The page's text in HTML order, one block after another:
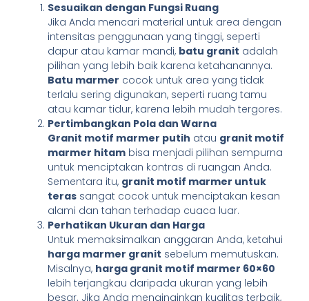
Sesuaikan dengan Fungsi Ruang
Jika Anda mencari material untuk area dengan
intensitas penggunaan yang tinggi, seperti
dapur atau kamar mandi, batu granit adalah
pilihan yang lebih baik karena ketahanannya.
Batu marmer cocok untuk area yang tidak
terlalu sering digunakan, seperti ruang tamu
atau kamar tidur, karena lebih mudah tergores.
Pertimbangkan Pola dan Warna
Granit motif marmer putih atau granit motif
marmer hitambisa menjadi pilihan sempurna
untuk menciptakan kontras di ruangan Anda.
Sementara itu, granit motif marmer untuk
terassangat cocok untuk menciptakan kesan
alami dan tahan terhadap cuaca luar.
Perhatikan Ukuran dan Harga
Untuk memaksimalkan anggaran Anda, ketahui
harga marmer granit sebelum memutuskan.
Misalnya, harga granit motif marmer 60×60
lebih terjangkau daripada ukuran yang lebih
besar. Jika Anda menginginkan kualitas terbaik,